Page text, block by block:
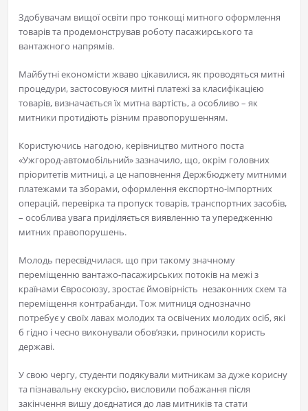
Здобувачам вищої освіти про тонкощі митного оформлення
товарів та продемонстрував роботу пасажирського та
вантажного напрямів.
Майбутні економісти жваво цікавилися, як проводяться митні
процедури, застосовуюся митні платежі за класифікацією
товарів, визначається їх митна вартість, а особливо – як
митники протидіють різним правопорушенням.
Користуючись нагодою, керівництво митного поста
«Ужгород-автомобільний» зазначило, що, окрім головних
пріоритетів митниці, а це наповнення Держбюджету митними
платежами та зборами, оформлення експортно-імпортних
операцій, перевірка та пропуск товарів, транспортних засобів,
– особлива увага приділяється виявленню та упередженню
митних правопорушень.
Молодь пересвідчилася, що при такому значному
переміщенню вантажо-пасажирських потоків на межі з
країнами Євросоюзу, зростає ймовірність незаконних схем та
переміщення контрабанди. Тож митниця однозначно
потребує у своїх лавах молодих та освічених молодих осіб, які
б гідно і чесно виконували обов’язки, приносили користь
державі.
У свою чергу, студенти подякували митникам за дуже корисну
та пізнавальну екскурсію, висловили побажання після
закінчення вишу доєднатися до лав митників та стати